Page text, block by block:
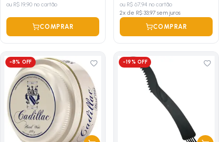
ou R$ 19,90 no cartão
COMPRAR
ou R$ 67,94 no cartão
2x de R$ 33,97 sem juros
COMPRAR
-8% OFF -19% OFF